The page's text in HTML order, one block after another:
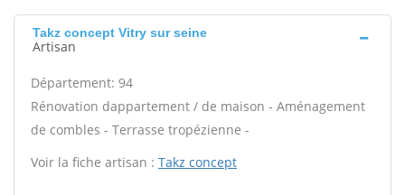
Takz concept Vitry sur seine
Artisan
Département: 94
Rénovation dappartement / de maison - Aménagement
de combles - Terrasse tropézienne -
Voir la fiche artisan : Takz concept